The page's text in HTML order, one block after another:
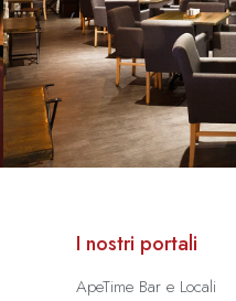
I nostri portali
ApeTime Bar e Locali